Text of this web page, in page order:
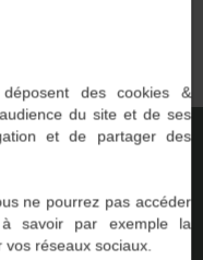
comme vous, avec
des cookies &
du site et de ses
et de partager des
ne pourrez pas accéder
savoir par exemple la
réseaux sociaux.